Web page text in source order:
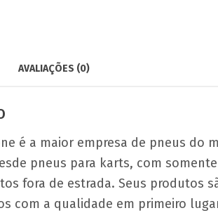
AVALIAÇÕES (0)
é a maior empresa de pneus do
pneus para karts, com
fora de estrada. Seus produtos
com a qualidade em primeiro